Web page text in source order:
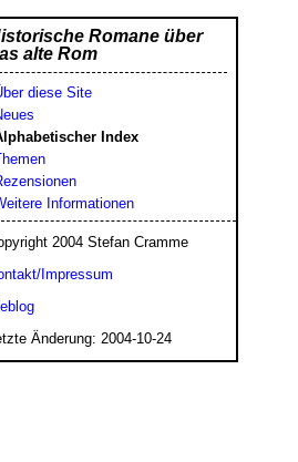
Romane über
alte Rom
diese Site
Index
Informationen
2004 Stefan Cramme
Impressum
Änderung: 2004-10-24